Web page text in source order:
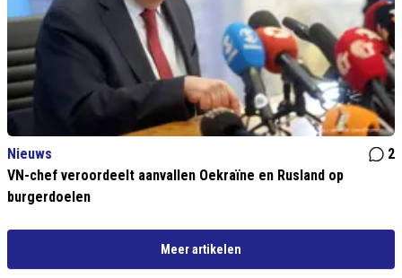
Nieuws
2
VN-chef veroordeelt aanvallen Oekraïne en Rusland op
burgerdoelen
Meer artikelen